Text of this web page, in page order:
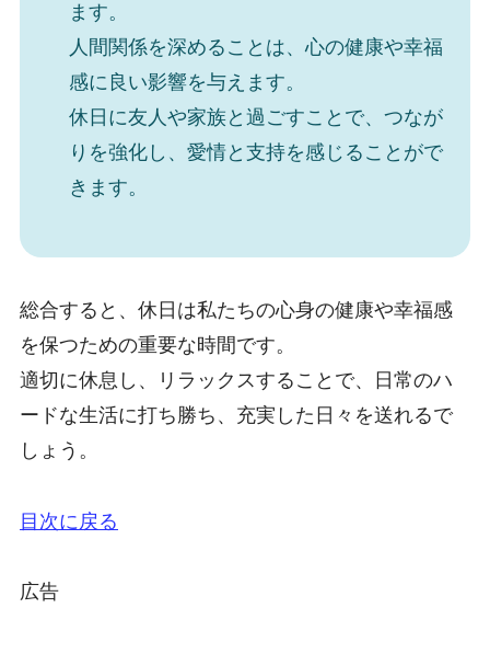
ます。
人間関係を深めることは、心の健康や幸福
感に良い影響を与えます。
休日に友人や家族と過ごすことで、つなが
りを強化し、愛情と支持を感じることがで
きます。
総合すると、休日は私たちの心身の健康や幸福感
を保つための重要な時間です。
適切に休息し、リラックスすることで、日常のハ
ードな生活に打ち勝ち、充実した日々を送れるで
しょう。
目次に戻る
広告